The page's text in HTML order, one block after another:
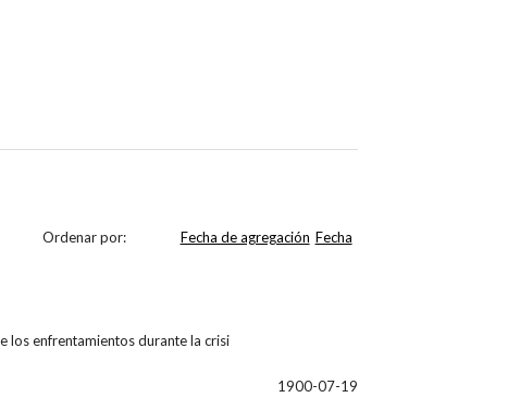
Ordenar por: Fecha de agregación Fecha
los enfrentamientos durante la crisi
1900-07-19